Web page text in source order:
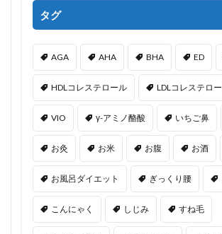
タグ
AGA AHA BHA ED
HDLコレステロール LDLコレステロ
VIO γ-アミノ酪酸 いちご鼻
お灸 お米 お腹 お酒
お風呂ダイエット ぎっくり腰
こんにゃく しじみ すね毛